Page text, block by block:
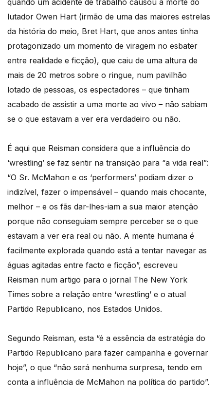
quando um acidente de trabalho causou a morte do
lutador Owen Hart (irmão de uma das maiores estrelas
da história do meio, Bret Hart, que anos antes tinha
protagonizado um momento de viragem no esbater
entre realidade e ficção), que caiu de uma altura de
mais de 20 metros sobre o ringue, num pavilhão
lotado de pessoas, os espectadores – que tinham
acabado de assistir a uma morte ao vivo – não sabiam
se o que estavam a ver era verdadeiro ou não.
É aqui que Reisman considera que a influência do
‘wrestling’ se faz sentir na transição para “a vida real”:
“O Sr. McMahon e os ‘performers’ podiam dizer o
indizível, fazer o impensável – quando mais chocante,
melhor – e os fãs dar-lhes-iam a sua maior atenção
porque não conseguiam sempre perceber se o que
estavam a ver era real ou não. A mente humana é
facilmente explorada quando está a tentar navegar as
águas agitadas entre facto e ficção”, escreveu
Reisman num artigo para o jornal The New York
Times sobre a relação entre ‘wrestling’ e o atual
Partido Republicano, nos Estados Unidos.
Segundo Reisman, esta “é a essência da estratégia do
Partido Republicano para fazer campanha e governar
hoje”, o que “não será nenhuma surpresa, tendo em
conta a influência de McMahon na política do partido”.